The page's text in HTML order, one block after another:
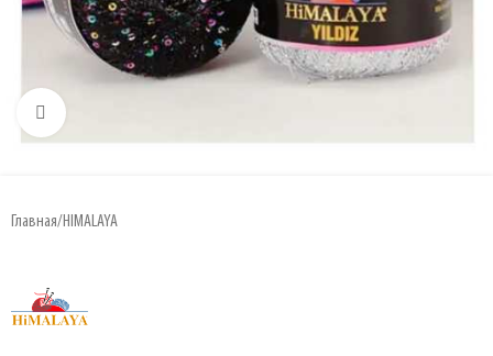
Увеличить
Главная/HIMALAYA